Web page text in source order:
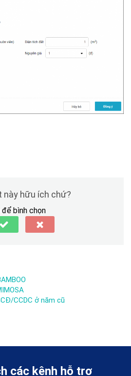
này hữu ích chứ?
để bình chọn
CCDC ở năm cũ
các kênh hỗ trợ